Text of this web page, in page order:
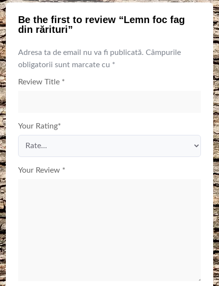
Be the first to review “Lemn foc fag
din rărituri”
Adresa ta de email nu va fi publicată. Câmpurile
obligatorii sunt marcate cu *
Review Title *
Your Rating*
Your Review *